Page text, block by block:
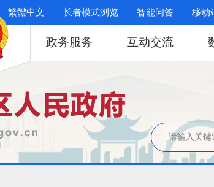
繁體中文 长者模式浏览 智能问答 移动
政务服务 互动交流